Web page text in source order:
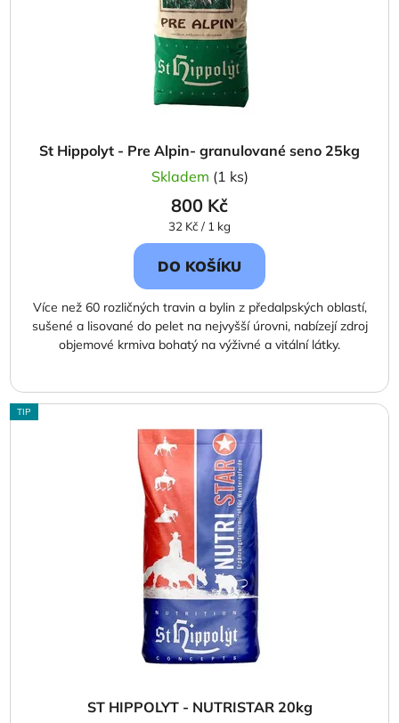
St Hippolyt - Pre Alpin- granulované seno 25kg
Skladem (1 ks)
800 Kč
Měrná
cena:
32 Kč / 1 kg
DO KOŠÍKU
Více než 60 rozličných travin a bylin z předalpských oblastí,
sušené a lisované do pelet na nejvyšší úrovni, nabízejí zdroj
objemové krmiva bohatý na výživné a vitální látky.
TIP
ST HIPPOLYT - NUTRISTAR 20kg